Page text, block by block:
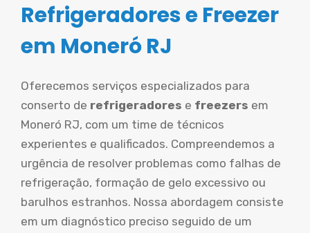
Refrigeradores e Freezer
em Moneró RJ
Oferecemos serviços especializados para
conserto de refrigeradores e freezers em
Moneró RJ, com um time de técnicos
experientes e qualificados. Compreendemos a
urgência de resolver problemas como falhas de
refrigeração, formação de gelo excessivo ou
barulhos estranhos. Nossa abordagem consiste
em um diagnóstico preciso seguido de um